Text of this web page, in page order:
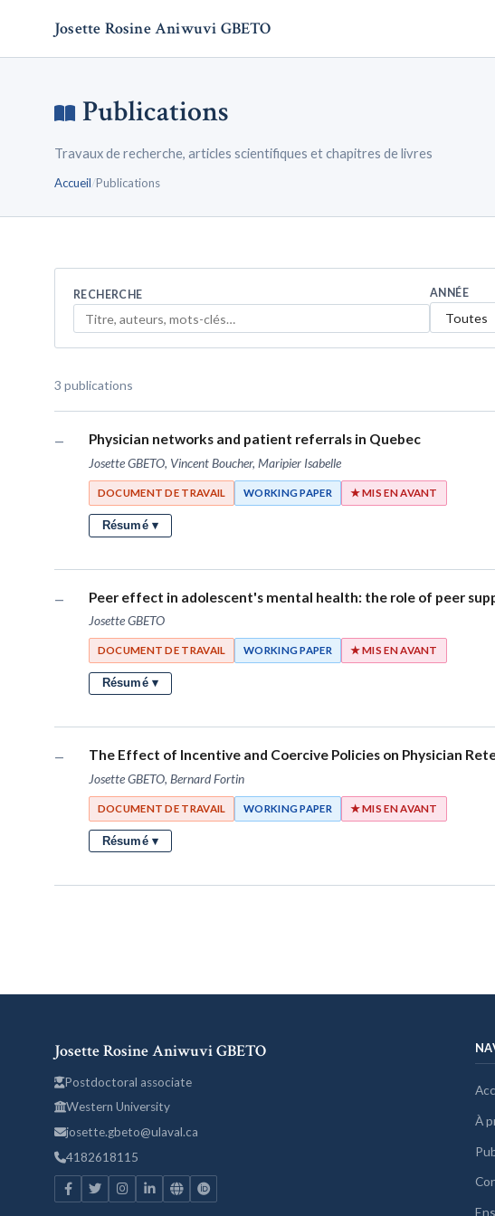
Josette Rosine Aniwuvi GBETO
Publications
Travaux de recherche, articles scientifiques et chapitres de livres
Accueil/Publications
RECHERCHE ANNÉE
3 publications
— Physician networks and patient referrals in Quebec
Josette GBETO, Vincent Boucher, Maripier Isabelle
DOCUMENT DE TRAVAIL WORKING PAPER ★ MIS EN AVANT
Résumé ▾
— Peer effect in adolescent's mental health: the role of peer
Josette GBETO
DOCUMENT DE TRAVAIL WORKING PAPER ★ MIS EN AVANT
Résumé ▾
— The Effect of Incentive and Coercive Policies on Physician
Josette GBETO, Bernard Fortin
DOCUMENT DE TRAVAIL WORKING PAPER ★ MIS EN AVANT
Résumé ▾
Josette Rosine Aniwuvi GBETO
Postdoctoral associate
Western University
josette.gbeto@ulaval.ca
4182618115
À